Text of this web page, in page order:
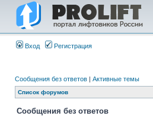
Вход Регистрация
Сообщения без ответов | Активные темы
Список форумов
Сообщения без ответов